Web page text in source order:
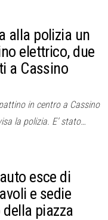
alla polizia un
elettrico, due
a Cassino
in centro a Cassino
la polizia. E’ stato…
esce di
e sedie
piazza